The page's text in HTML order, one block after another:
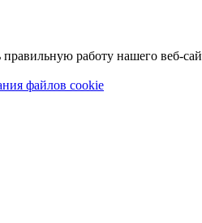
работу нашего веб-
файлов cookie